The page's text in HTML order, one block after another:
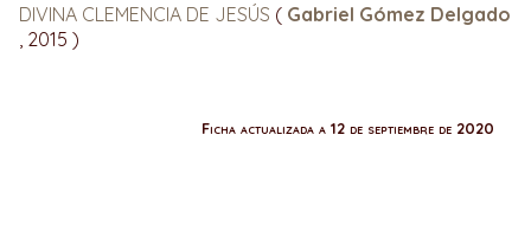
DIVINA CLEMENCIA DE JESÚS ( Gabriel Gómez Delgado
, 2015 )
Ficha actualizada a 12 de septiembre de 2020